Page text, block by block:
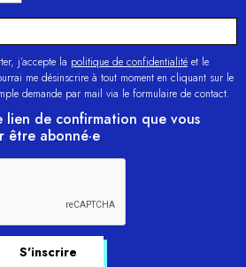
j’accepte la politique de confidentialité et le
me désinscrire à tout moment en cliquant sur le
demande par mail via le formulaire de contact.
lien de confirmation que vous
être abonné·e